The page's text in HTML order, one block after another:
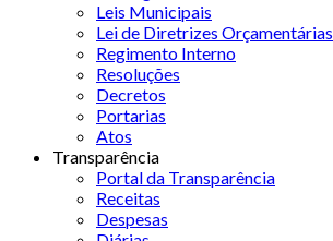
Leis Municipais
Lei de Diretrizes Orçamentárias
Regimento Interno
Resoluções
Decretos
Portarias
Atos
Transparência
Portal da Transparência
Receitas
Despesas